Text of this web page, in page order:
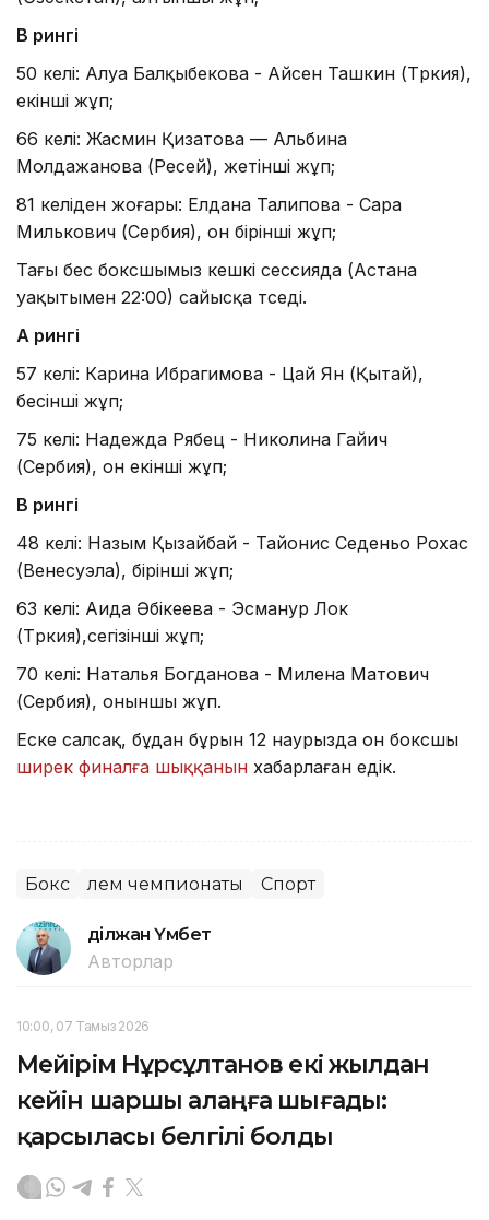
B рингі
50 келі: Алуа Балқыбекова - Айсен Ташкин (Түркия),
екінші жұп;
66 келі: Жасмин Қизатова — Альбина
Молдажанова (Ресей), жетінші жұп;
81 келіден жоғары: Елдана Талипова - Сара
Милькович (Сербия), он бірінші жұп;
Тағы бес боксшымыз кешкі сессияда (Астана
уақытымен 22:00) сайысқа түседі.
А рингі
57 келі: Карина Ибрагимова - Цай Ян (Қытай),
бесінші жұп;
75 келі: Надежда Рябец - Николина Гайич
(Сербия), он екінші жұп;
B рингі
48 келі: Назым Қызайбай - Тайонис Седеньо Рохас
(Венесуэла), бірінші жұп;
63 келі: Аида Әбікеева - Эсманур Лок
(Түркия),сегізінші жұп;
70 келі: Наталья Богданова - Милена Матович
(Сербия), оныншы жұп.
Еске салсақ, бұдан бұрын 12 наурызда он боксшы
ширек финалға шыққанын хабарлаған едік.
Бокс Әлем чемпионаты Спорт
Әділжан Үмбет
Авторлар
10:00, 07 Тамыз 2026
Мейірім Нұрсұлтанов екі жылдан
кейін шаршы алаңға шығады:
қарсыласы белгілі болды